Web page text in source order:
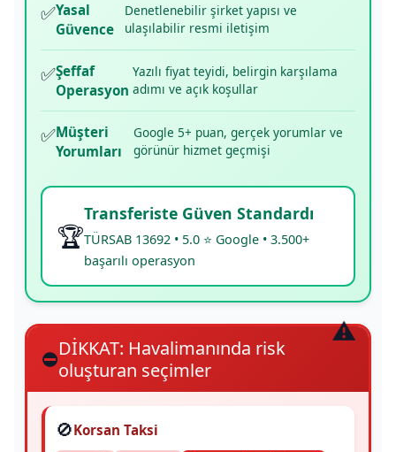
✅Yasal
Güvence
Denetlenebilir şirket yapısı ve
ulaşılabilir resmi iletişim
✅Şeffaf
Operasyon
Yazılı fiyat teyidi, belirgin karşılama
adımı ve açık koşullar
✅Müşteri
Yorumları
Google 5+ puan, gerçek yorumlar ve
görünür hizmet geçmişi
🏆
Transferiste Güven Standardı
TÜRSAB 13692 • 5.0 ⭐ Google • 3.500+
başarılı operasyon
⛔DİKKAT: Havalimanında risk
oluşturan seçimler
🚫Korsan Taksi